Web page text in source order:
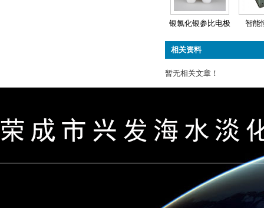
银氯化银参比电极 智能
相关资料
暂无相关文章！